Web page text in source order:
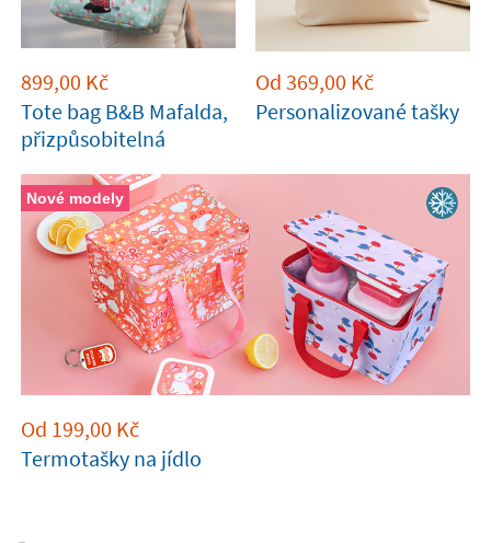
899,00 Kč
Tote bag B&B Mafalda,
přizpůsobitelná
Od 369,00 Kč
Personalizované tašky
Nové modely
Od 199,00 Kč
Termotašky na jídlo